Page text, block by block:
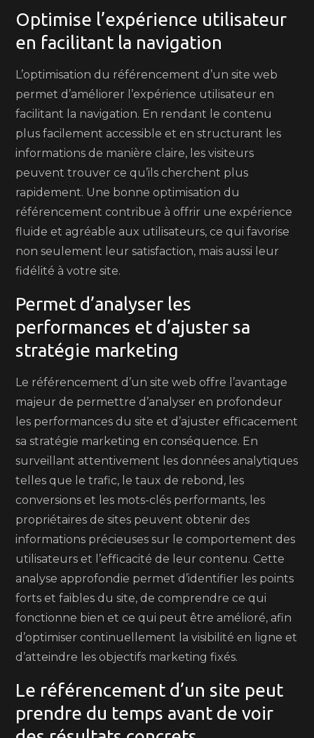
Optimise l’expérience utilisateur
en facilitant la navigation
L’optimisation du référencement d’un site web
permet d’améliorer l’expérience utilisateur en
facilitant la navigation. En rendant le contenu
plus facilement accessible et en structurant les
informations de manière claire, les visiteurs
peuvent trouver ce qu’ils cherchent plus
rapidement. Une bonne optimisation du
référencement contribue à offrir une expérience
fluide et agréable aux utilisateurs, ce qui favorise
non seulement leur satisfaction, mais aussi leur
fidélité à votre site.
Permet d’analyser les
performances et d’ajuster sa
stratégie marketing
Le référencement d’un site web offre l’avantage
majeur de permettre d’analyser en profondeur
les performances du site et d’ajuster efficacement
sa stratégie marketing en conséquence. En
surveillant attentivement les données analytiques
telles que le trafic, le taux de rebond, les
conversions et les mots-clés performants, les
propriétaires de sites peuvent obtenir des
informations précieuses sur le comportement des
utilisateurs et l’efficacité de leur contenu. Cette
analyse approfondie permet d’identifier les points
forts et faibles du site, de comprendre ce qui
fonctionne bien et ce qui peut être amélioré, afin
d’optimiser continuellement la visibilité en ligne et
d’atteindre les objectifs marketing fixés.
Le référencement d’un site peut
prendre du temps avant de voir